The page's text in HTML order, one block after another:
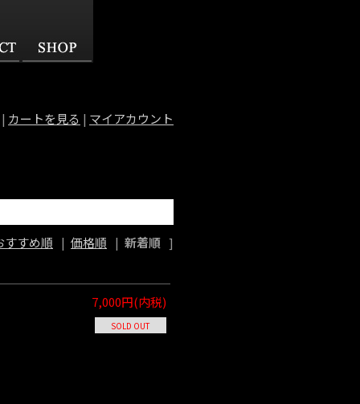
| カートを見る | マイアカウント
すすめ順 | 価格順 | 新着順 ]
7,000円(内税)
SOLD OUT